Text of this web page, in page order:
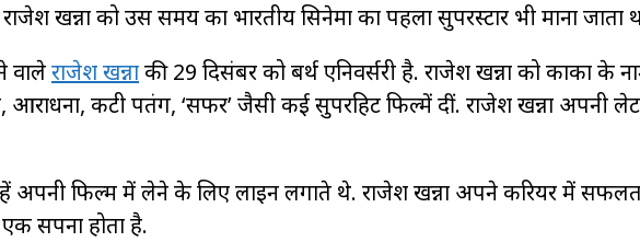
खन्ना को उस समय का भारतीय सिनेमा का पहला सुपरस्टार भी माना जाता
वालेराजेश खन्नाकी 29 दिसंबर को बर्थ एनिवर्सरी है. राजेश खन्ना को काका के
कटी पतंग, ‘सफर’ जैसी कई सुपरहिट फिल्में दीं. राजेश खन्ना अपनी
अपनी फिल्म में लेने के लिए लाइन लगाते थे. राजेश खन्ना अपने करियर में
सपना होता है.